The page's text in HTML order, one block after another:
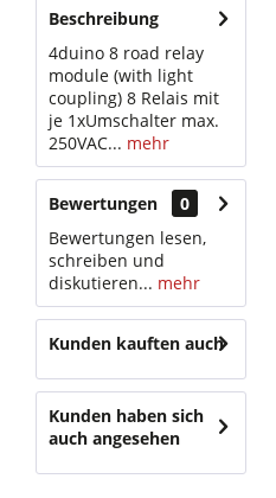
Beschreibung
4duino 8 road relay
module (with light
coupling) 8 Relais mit
je 1xUmschalter max.
250VAC... mehr
Bewertungen
0
Bewertungen lesen,
schreiben und
diskutieren... mehr
Kunden kauften auch
Kunden haben sich
auch angesehen